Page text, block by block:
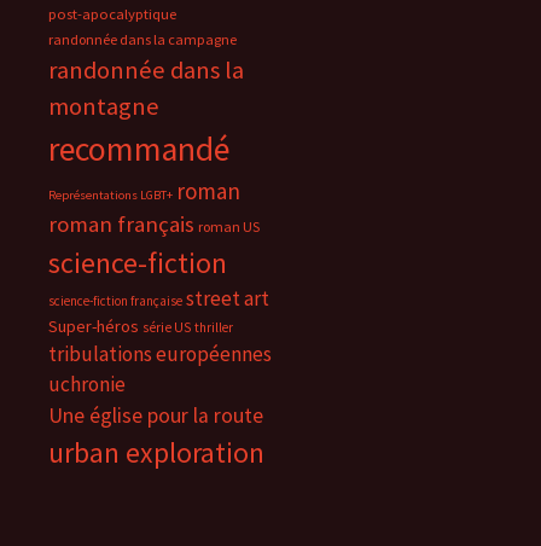
post-apocalyptique
randonnée dans la campagne
randonnée dans la
montagne
recommandé
Représentations LGBT+ roman
roman français roman US
science-fiction
science-fiction française street art
Super-héros série US thriller
tribulations européennes
uchronie
Une église pour la route
urban exploration